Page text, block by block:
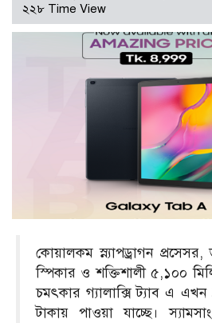
২২৮ Time View
কোয়ালকম স্ন্যাপড্রাগন
স্পিকার ও শক্তিশালী ৫,১০০
চমৎকার গ্যালাক্সি ট্যাব এ
টাকায় পাওয়া যাচ্ছে।